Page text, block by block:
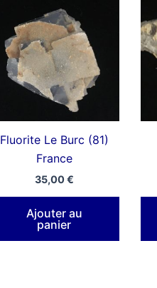
Fluorite Le Burc (81)
France
35,00€
Ajouter au
panier